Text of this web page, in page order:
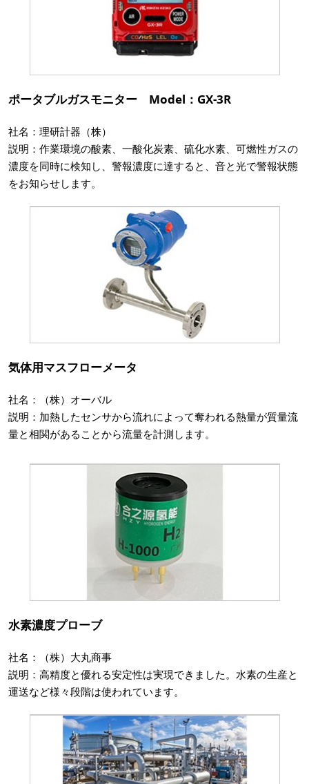
ポータブルガスモニター Model：GX-3R
社名：理研計器（株）
説明：作業環境の酸素、一酸化炭素、硫化水素、可燃性ガスの
濃度を同時に検知し、警報濃度に達すると、音と光で警報状態
をお知らせします。
気体用マスフローメータ
社名：（株）オーバル
説明：加熱したセンサから流れによって奪われる熱量が質量流
量と相関があることから流量を計測します。
水素濃度プローブ
社名：（株）大丸商事
説明：高精度と優れる安定性は実現できました。水素の生産と
運送など様々段階は使われています。